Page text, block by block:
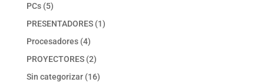
PCs 55
productos
PRESENTADORES 11
Procesadores 44
productos
PROYECTORES 22
productos
Sin categorizar 1616